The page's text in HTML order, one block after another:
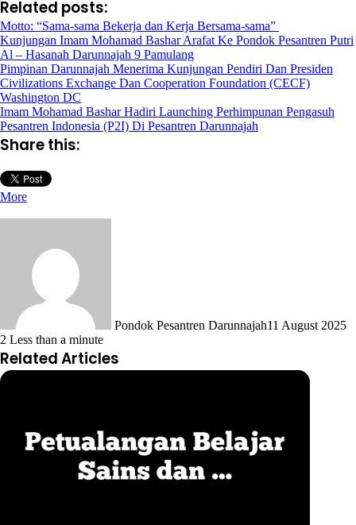
Related posts:
Motto: “Sama-sama Bekerja dan Kerja Bersama-sama”
Kunjungan Imam Mohamad Bashar Arafat Ke Pondok Pesantren Putri
Al – Hasanah Darunnajah 9 Pamulang
Pimpinan Darunnajah Menerima Kunjungan Pendiri Dan Presiden
Civilizations Exchange Dan Cooperation Foundation (CECF)
Washington DC
Imam Mohamad Bashar Hadiri Launching Perhimpunan Pengasuh
Pesantren Indonesia (P2I) Di Pesantren Darunnajah
Share this:
More
Pondok Pesantren Darunnajah11 August 2025
2 Less than a minute
Related Articles